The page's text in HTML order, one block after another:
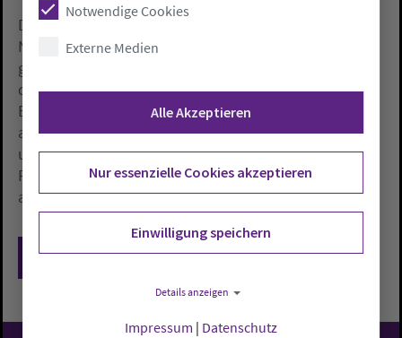
Durch die Intensivierung der Landwirtschaft seien die
Nitratkonzentrationen im Grundwasser deutlich
gestiegen, kritisierte Weyand. Die Versorger müssten
das Wasser immer umfangreicher aufbereiten. Der
BDEW forderte die Bauern auf, die Abwehrhaltung
aufzugeben und die Umsetzung von EU-Vorgaben zu
unterstützen. «Auch die landwirtschaftliche
Produktion ist letztlich auf sauberes Wasser
angewiesen», so Weyand.
Zurück
Notwendige Cookies
Externe Medien
Alle Akzeptieren
Nur essenzielle Cookies akzeptieren
Einwilligung speichern
Details anzeigen
Impressum | Datenschutz